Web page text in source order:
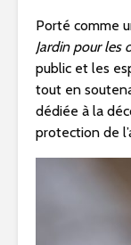
Porté comme
Jardin pour les
public et les
tout en
dédiée à la
protection de